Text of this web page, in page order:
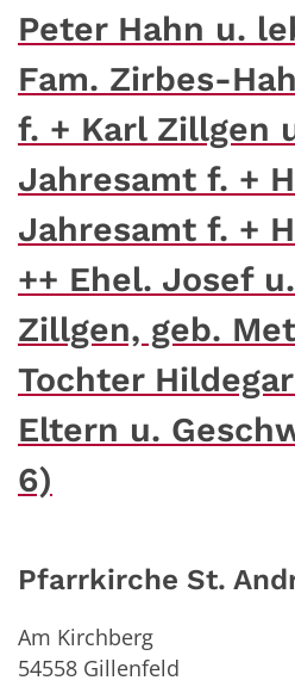
Peter Hahn u.
Fam. Zirbes-
f. + Karl Zillgen
Jahresamt f. +
Jahresamt f. +
++ Ehel. Josef
Zillgen, geb.
Tochter
Eltern u.
6)
Pfarrkirche St.
Am Kirchberg
54558 Gillenfeld